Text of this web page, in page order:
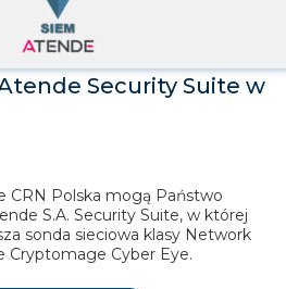
Security Suite w
CRN Polska mogą Państwo
S.A. Security Suite, w której
sonda sieciowa klasy Network
Cryptomage Cyber Eye.